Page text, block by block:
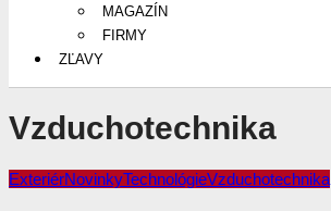
MAGAZÍN
FIRMY
ZĽAVY
Vzduchotechnika
ExteriérNovinkyTechnológieVzduchotechnika